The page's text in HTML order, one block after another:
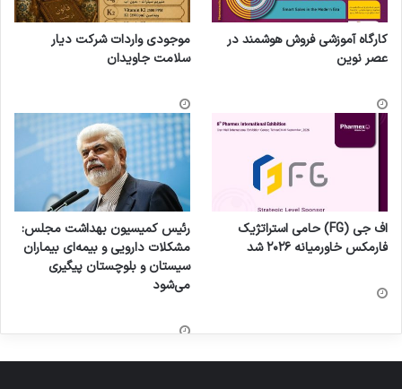
کارگاه آموزشی فروش هوشمند در
عصر نوین
موجودی واردات شرکت دیار
سلامت جاویدان
اف جی (FG) حامی استراتژیک
فارمکس خاورمیانه ۲۰۲۶ شد
رئیس کمیسیون بهداشت مجلس:
مشکلات دارویی و بیمه‌ای بیماران
سیستان و بلوچستان پیگیری
می‌شود